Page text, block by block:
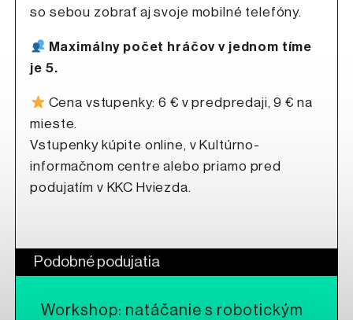
so sebou zobrať aj svoje mobilné telefóny.
Maximálny počet hráčov v jednom tíme
je 5.
Cena vstupenky: 6 € v predpredaji, 9 € na
mieste.
Vstupenky kúpite online, v Kultúrno-
informačnom centre alebo priamo pred
podujatím v KKC Hviezda.
Podobné podujatia
Workshop: natáčanie s robotickým